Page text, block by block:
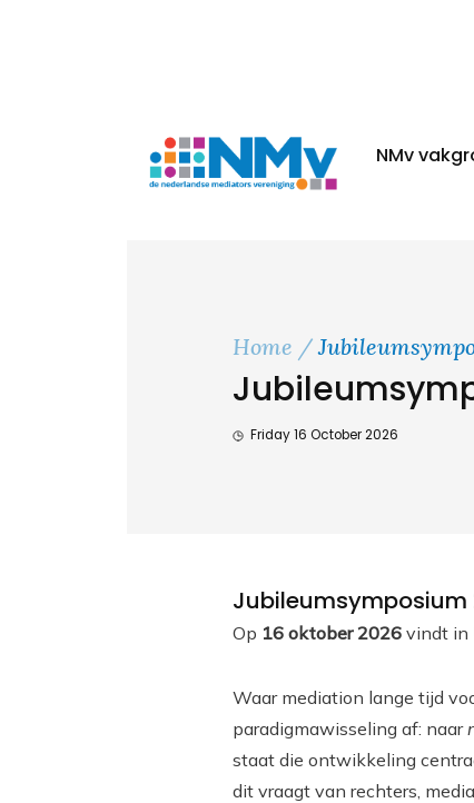
NMv
Home
Friday 16 October 2026
Jubileumsymposium
Op 16 oktober 2026 vindt in
Waar mediation lange tijd
paradigmawisseling af: naar
staat die ontwikkeling
dit vraagt van rechters,